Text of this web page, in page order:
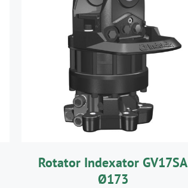
AJOUTER AU PANIER
/
Rotator Indexator GV17SA
Ø173